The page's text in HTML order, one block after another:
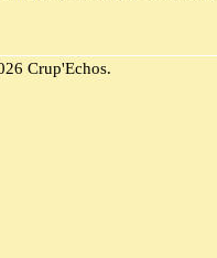
Crup'Echos.